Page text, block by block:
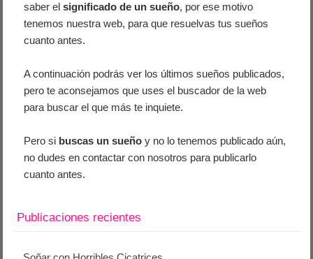
saber elsignificado de un sueño, por ese motivo
tenemos nuestra web, para que resuelvas tus sueños
cuanto antes.
A continuación podrás ver los últimos sueños publicados,
pero te aconsejamos que uses el buscador de la web
para buscar el que más te inquiete.
Pero si buscas un sueño y no lo tenemos publicado aún,
no dudes en contactar con nosotros para publicarlo
cuanto antes.
Publicaciones recientes